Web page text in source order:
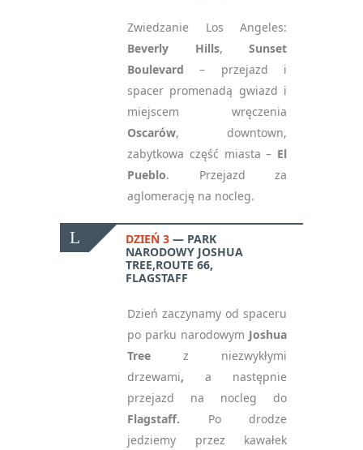
Zwiedzanie Los Angeles:
Beverly Hills, Sunset
Boulevard – przejazd i
spacer promenadą gwiazd i
miejscem wręczenia
Oscarów, downtown,
zabytkowa część miasta – El
Pueblo. Przejazd za
aglomerację na nocleg.
DZIEŃ 3
PARK
NARODOWY JOSHUA
TREE,ROUTE 66,
FLAGSTAFF
Dzień zaczynamy od spaceru
po parku narodowym Joshua
Tree z niezwykłymi
drzewami, a następnie
przejazd na nocleg
do
Flagstaff. Po drodze
jedziemy przez kawałek